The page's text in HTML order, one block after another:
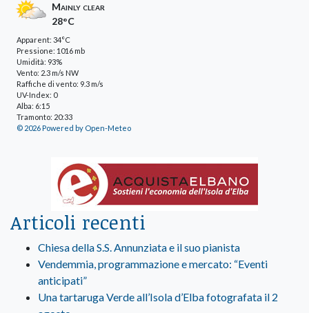
Mainly clear
28°C
Apparent: 34°C
Pressione: 1016 mb
Umidità: 93%
Vento: 2.3 m/s NW
Raffiche di vento: 9.3 m/s
UV-Index: 0
Alba: 6:15
Tramonto: 20:33
© 2026 Powered by Open-Meteo
Articoli recenti
Chiesa della S.S. Annunziata e il suo pianista
Vendemmia, programmazione e mercato: “Eventi
anticipati”
Una tartaruga Verde all’Isola d’Elba fotografata il 2